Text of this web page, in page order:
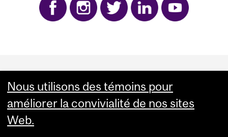
Department
and
University
Information
L'Institut-hôpital neurologique de Montréal 3801 rue
Université, salle 354 Mon­tréal, Qué­bec H3A 2B4
infoneuro@muhc.mcgill.ca (514) 398‑5358
Nous utilisons des témoins pour
améliorer la convivialité de nos sites
Web.